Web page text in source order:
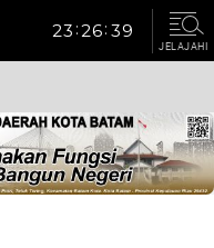
JELAJAHI